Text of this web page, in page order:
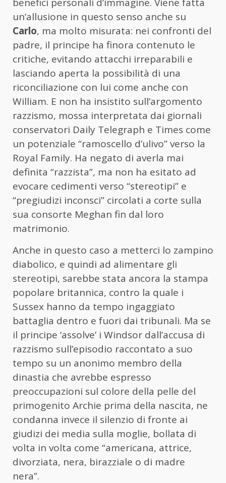
un’allusione in questo senso anche su
Carlo, ma molto misurata: nei confronti del
padre, il principe ha finora contenuto le
critiche, evitando attacchi irreparabili e
lasciando aperta la possibilità di una
riconciliazione con lui come anche con
William. E non ha insistito sull’argomento
razzismo, mossa interpretata dai giornali
conservatori Daily Telegraph e Times come
un potenziale “ramoscello d’ulivo” verso la
Royal Family. Ha negato di averla mai
definita “razzista”, ma non ha esitato ad
evocare cedimenti verso “stereotipi” e
“pregiudizi inconsci” circolati a corte sulla
sua consorte Meghan fin dal loro
matrimonio.
Anche in questo caso a metterci lo zampino
diabolico, e quindi ad alimentare gli
stereotipi, sarebbe stata ancora la stampa
popolare britannica, contro la quale i
Sussex hanno da tempo ingaggiato
battaglia dentro e fuori dai tribunali. Ma se
il principe ‘assolve’ i Windsor dall’accusa di
razzismo sull’episodio raccontato a suo
tempo su un anonimo membro della
dinastia che avrebbe espresso
preoccupazioni sul colore della pelle del
primogenito Archie prima della nascita, ne
condanna invece il silenzio di fronte ai
giudizi dei media sulla moglie, bollata di
volta in volta come “americana, attrice,
divorziata, nera, birazziale o di madre
nera”.